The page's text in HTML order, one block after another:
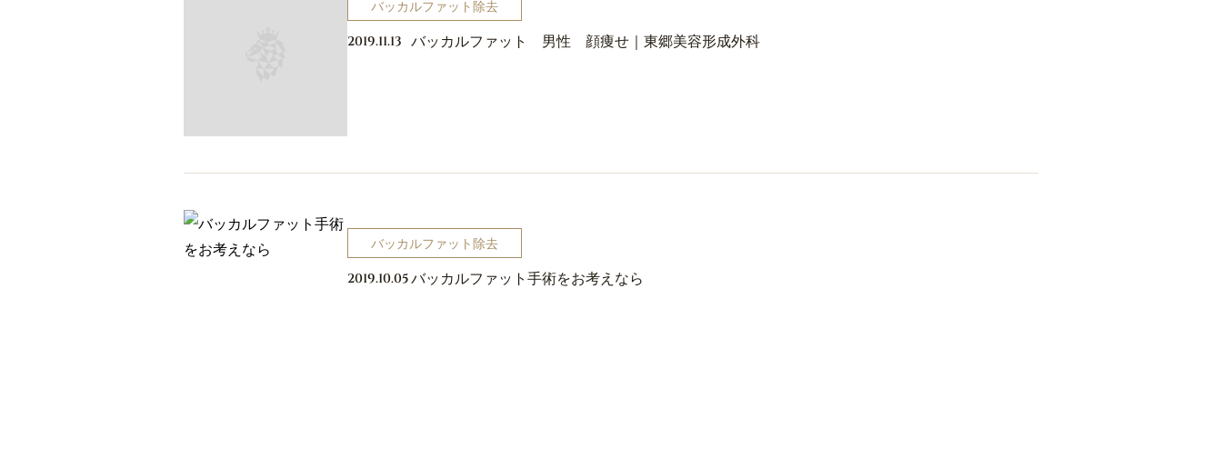
バッカルファット除去
2019.11.13 バッカルファット 男性 顔痩せ｜東郷美容形成外科
バッカルファット除去
2019.10.05バッカルファット手術をお考えなら